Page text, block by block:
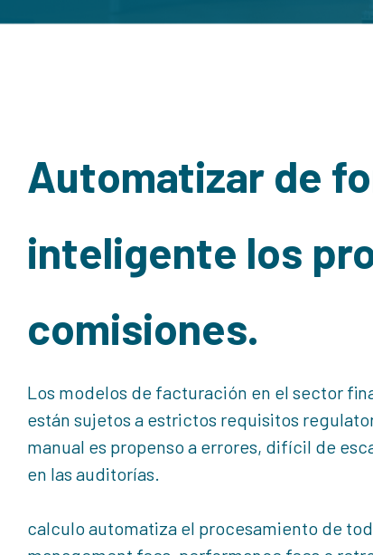
Automatizar de
inteligente los
comisiones.
Los modelos de facturación en el sector
están sujetos a estrictos requisitos
manual es propenso a errores, difícil de
en las auditorías.
calculo automatiza el procesamiento de